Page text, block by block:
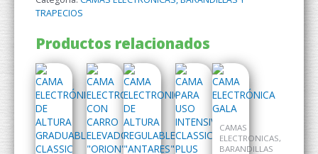
TRAPECIOS
Productos relacionados
CAMAS
ELECTRONICAS,
BARANDILLAS